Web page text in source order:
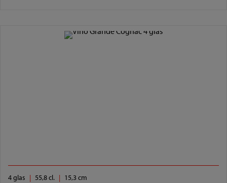
4 glas 55,8 cl. 15,3 cm